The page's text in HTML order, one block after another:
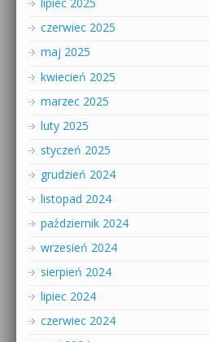
lipiec 2025
czerwiec 2025
maj 2025
kwiecień 2025
marzec 2025
luty 2025
styczeń 2025
grudzień 2024
listopad 2024
październik 2024
wrzesień 2024
sierpień 2024
lipiec 2024
czerwiec 2024